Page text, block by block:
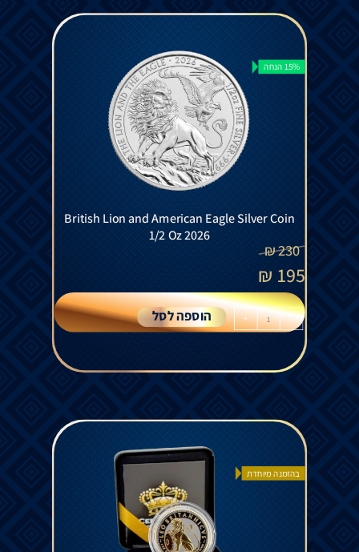
15% הנחה
British Lion and American Eagle Silver Coin
1/2 Oz 2026
230
₪
195
₪
-
+ הוספה לסל
בהזמנה מיוחדת